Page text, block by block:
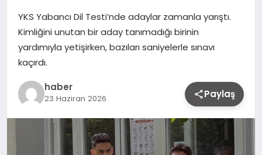
YKS Yabancı Dil Testi’nde adaylar zamanla yarıştı.
Kimliğini unutan bir aday tanımadığı birinin
yardımıyla yetişirken, bazıları saniyelerle sınavı
kaçırdı.
haber
23 Haziran 2026 Paylaş